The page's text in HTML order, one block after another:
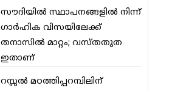
സൗദിയില്‍ സ്ഥാപനങ്ങളില്‍ നിന്ന്
ഗാര്‍ഹിക വിസയിലേക്ക്
തനാസില്‍ മാറ്റം; വസ്തതുത
ഇതാണ്
റസ്സല്‍ മഠത്തിപ്പറമ്പിലിന്